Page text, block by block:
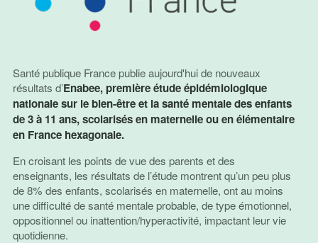
Santé publique France publie aujourd'hui de nouveaux
résultats d’Enabee, première étude épidémiologique
nationale sur le bien-être et la santé mentale des enfants
de 3 à 11 ans, scolarisés en maternelle ou en élémentaire
en France hexagonale.
En croisant les points de vue des parents et des
enseignants, les résultats de l’étude montrent qu’un peu plus
de 8% des enfants, scolarisés en maternelle, ont au moins
une difficulté de santé mentale probable, de type émotionnel,
oppositionnel ou inattention/hyperactivité, impactant leur vie
quotidienne.